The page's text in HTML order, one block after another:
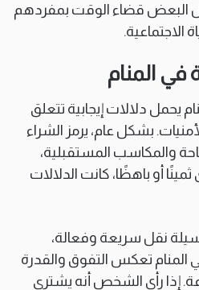
البعض قضاء الوقت بمفردهم
الاجتماعية.
في المنام
يحمل دلالات إيجابية تتعلق
بشكل عام، يرمز الشراء
والمكاسب المستقبلية،
أو باهظًا، كانت الدلالات
وسيلة نقل سريعة وفعالة،
المنام تعكس التفوق والقدرة
إذا رأى الشخص أنه يشتري